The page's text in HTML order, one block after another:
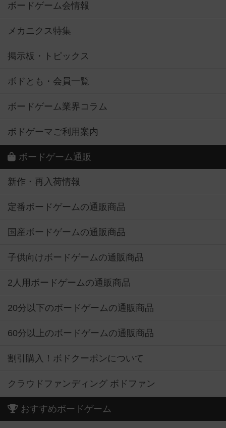
ボードゲーム会情報
メカニクス特集
掲示板・トピックス
ボドとも・会員一覧
ボードゲーム業界コラム
ボドゲーマご利用案内
ボードゲーム通販
新作・再入荷情報
定番ボードゲームの通販商品
国産ボードゲームの通販商品
子供向けボードゲームの通販商品
2人用ボードゲームの通販商品
20分以下のボードゲームの通販商品
60分以上のボードゲームの通販商品
割引購入！ボドクーポンについて
クラウドファンディング ボドファン
おすすめボードゲーム